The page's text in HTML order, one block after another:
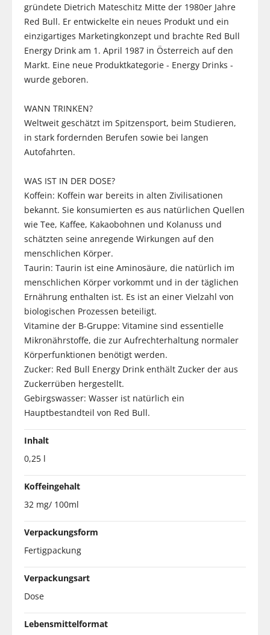
gründete Dietrich Mateschitz Mitte der 1980er Jahre
Red Bull. Er entwickelte ein neues Produkt und ein
einzigartiges Marketingkonzept und brachte Red Bull
Energy Drink am 1. April 1987 in Österreich auf den
Markt. Eine neue Produktkategorie - Energy Drinks -
wurde geboren.
WANN TRINKEN?
Weltweit geschätzt im Spitzensport, beim Studieren,
in stark fordernden Berufen sowie bei langen
Autofahrten.
WAS IST IN DER DOSE?
Koffein: Koffein war bereits in alten Zivilisationen
bekannt. Sie konsumierten es aus natürlichen Quellen
wie Tee, Kaffee, Kakaobohnen und Kolanuss und
schätzten seine anregende Wirkungen auf den
menschlichen Körper.
Taurin: Taurin ist eine Aminosäure, die natürlich im
menschlichen Körper vorkommt und in der täglichen
Ernährung enthalten ist. Es ist an einer Vielzahl von
biologischen Prozessen beteiligt.
Vitamine der B-Gruppe: Vitamine sind essentielle
Mikronährstoffe, die zur Aufrechterhaltung normaler
Körperfunktionen benötigt werden.
Zucker: Red Bull Energy Drink enthält Zucker der aus
Zuckerrüben hergestellt.
Gebirgswasser: Wasser ist natürlich ein
Hauptbestandteil von Red Bull.
Inhalt
0,25 l
Koffeingehalt
32 mg/ 100ml
Verpackungsform
Fertigpackung
Verpackungsart
Dose
Lebensmittelformat